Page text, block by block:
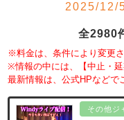
2025/12/
全2980
※料金は、条件により変更
※情報の中には、【中止・延
最新情報は、公式HPなどで
その他ジ